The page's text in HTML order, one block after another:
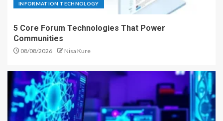
INFORMATION TECHNOLOGY
5 Core Forum Technologies That Power
Communities
08/08/2026 Nisa Kure